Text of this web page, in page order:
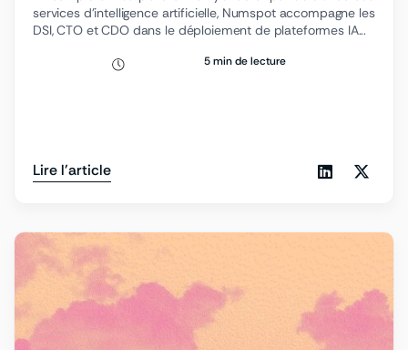
services d’intelligence artificielle, Numspot accompagne les
DSI, CTO et CDO dans le déploiement de plateformes IA...
5 min de lecture
Lire l'article